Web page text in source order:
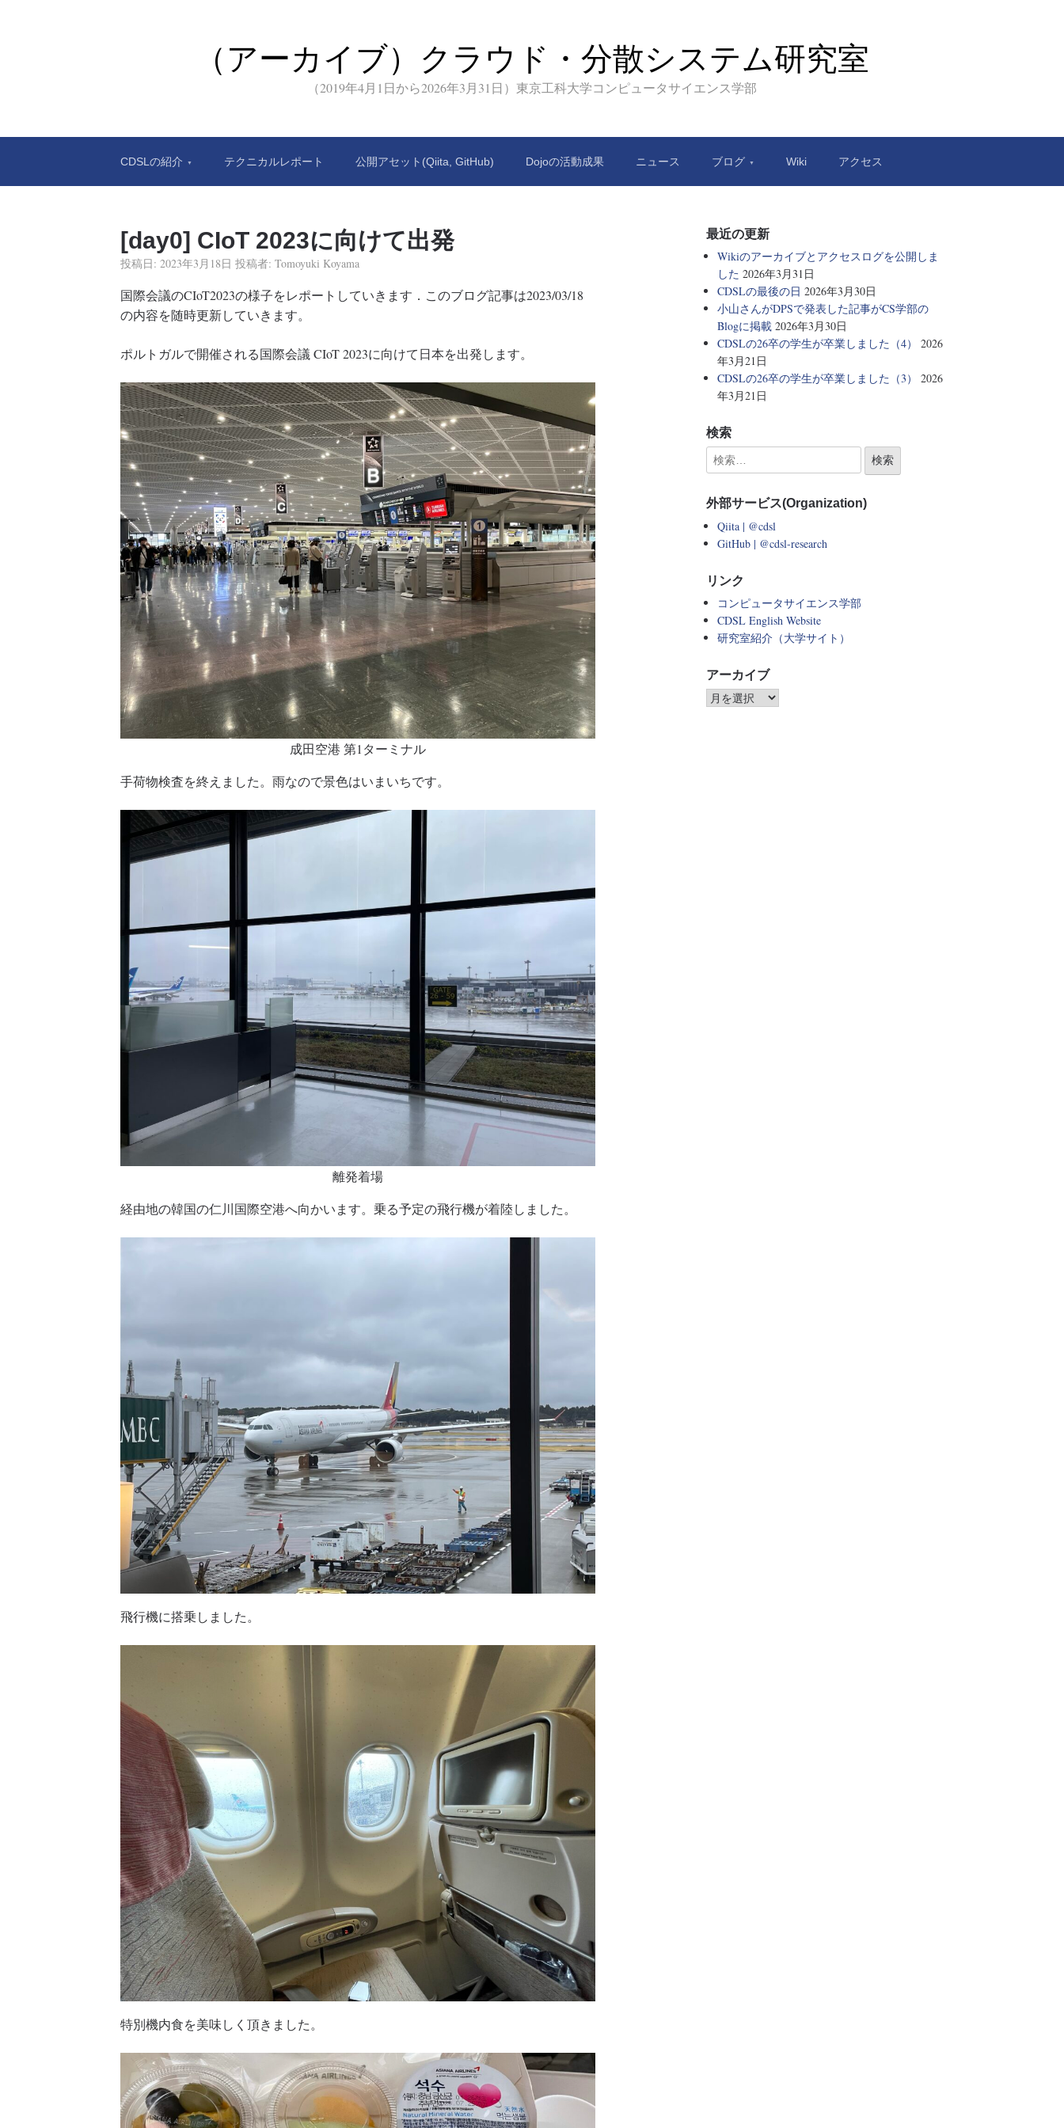
（アーカイブ）クラウド・分散システム研究室
（2019年4月1日から2026年3月31日）東京工科大学コンピュータサイエンス学部
CDSLの紹介 テクニカルレポート 公開アセット(Qiita, GitHub) Dojoの活動成果 ニュース ブログ Wiki アクセス
[day0] CIoT 2023に向けて出発
投稿日: 2023年3月18日 投稿者: Tomoyuki Koyama
国際会議のCIoT2023の様子をレポートしていきます．このブログ記事は2023/03/18
の内容を随時更新していきます。
ポルトガルで開催される国際会議 CIoT 2023に向けて日本を出発します。
成田空港 第1ターミナル
手荷物検査を終えました。雨なので景色はいまいちです。
離発着場
経由地の韓国の仁川国際空港へ向かいます。乗る予定の飛行機が着陸しました。
飛行機に搭乗しました。
特別機内食を美味しく頂きました。
最近の更新
Wikiのアーカイブとアクセスログを公開しま
した 2026年3月31日
CDSLの最後の日 2026年3月30日
小山さんがDPSで発表した記事がCS学部の
Blogに掲載 2026年3月30日
CDSLの26卒の学生が卒業しました（4）
2026
年3月21日
CDSLの26卒の学生が卒業しました（3）
2026
年3月21日
検索
外部サービス(Organization)
Qiita | @cdsl
GitHub | @cdsl-research
リンク
コンピュータサイエンス学部
CDSL English Website
研究室紹介（大学サイト）
アーカイブ